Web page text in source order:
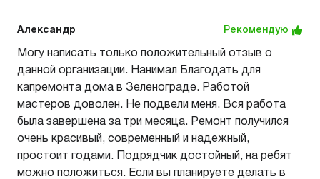
Александр Рекомендую
Могу написать только положительный отзыв о
данной организации. Нанимал Благодать для
капремонта дома в Зеленограде. Работой
мастеров доволен. Не подвели меня. Вся работа
была завершена за три месяца. Ремонт получился
очень красивый, современный и надежный,
простоит годами. Подрядчик достойный, на ребят
можно положиться. Если вы планируете делать в